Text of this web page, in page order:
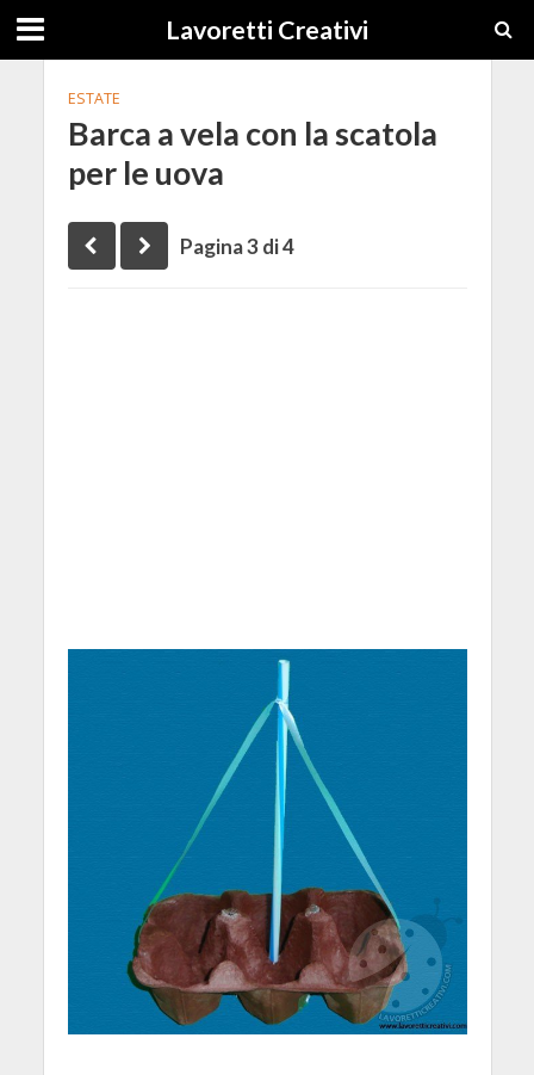
Lavoretti Creativi
ESTATE
Barca a vela con la scatola
per le uova
Pagina 3 di 4